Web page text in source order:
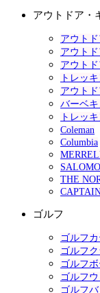
アウトドア・
アウト
アウト
アウト
トレッ
アウト
バーベ
トレッ
Coleman
Columbia
THE
ゴルフ
ゴルフ
ゴルフ
ゴルフ
ゴルフ
ゴルフ